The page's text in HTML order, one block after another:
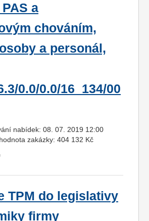
a
chováním,
a personál,
0.0/0.0/16_134/00
nabídek: 08. 07. 2019 12:00
zakázky: 404 132 Kč
TPM do legislativy
firmy